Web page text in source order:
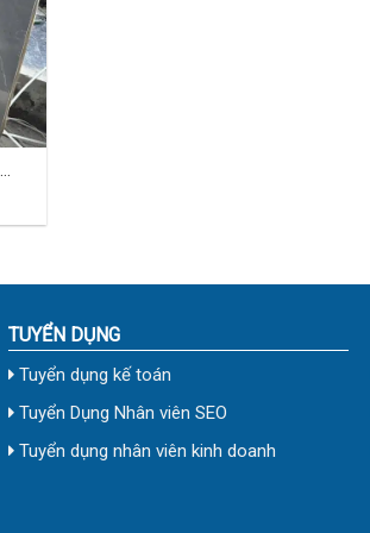
TUYỂN DỤNG
Tuyển dụng kế toán
Tuyển Dụng Nhân viên SEO
Tuyển dụng nhân viên kinh doanh